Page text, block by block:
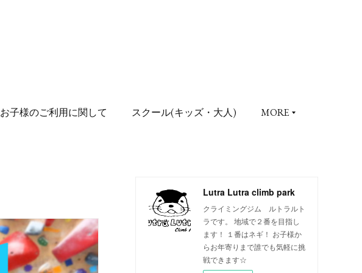
お子様のご利用に関して スクール(キッズ・大人) MORE
Lutra Lutra climb park
クライミングジム ルトラルト
ラです。 地域で２番を目指し
ます！ １番はネギ！ お子様か
らお年寄りまで誰でも気軽に挑
戦できます☆